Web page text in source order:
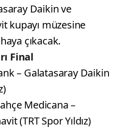
Daikin ve
kupayı müzesine
çıkacak.
Final
– Galatasaray Daikin
Medicana –
(TRT Spor Yıldız)